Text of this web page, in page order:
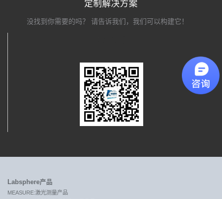
定制解决方案
没找到你需要的吗？ 请告诉我们，我们可以构建它！
Labsphere产品
MEASURE:激光测量产品